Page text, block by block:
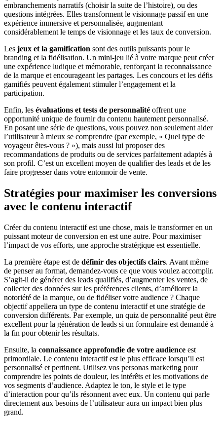
embranchements narratifs (choisir la suite de l’histoire), ou des
questions intégrées. Elles transforment le visionnage passif en une
expérience immersive et personnalisée, augmentant
considérablement le temps de visionnage et les taux de conversion.
Les jeux et la gamification sont des outils puissants pour le
branding et la fidélisation. Un mini-jeu lié à votre marque peut créer
une expérience ludique et mémorable, renforçant la reconnaissance
de la marque et encourageant les partages. Les concours et les défis
gamifiés peuvent également stimuler l’engagement et la
participation.
Enfin, les évaluations et tests de personnalité offrent une
opportunité unique de fournir du contenu hautement personnalisé.
En posant une série de questions, vous pouvez non seulement aider
l’utilisateur à mieux se comprendre (par exemple, « Quel type de
voyageur êtes-vous ? »), mais aussi lui proposer des
recommandations de produits ou de services parfaitement adaptés à
son profil. C’est un excellent moyen de qualifier des leads et de les
faire progresser dans votre entonnoir de vente.
Stratégies pour maximiser les conversions
avec le contenu interactif
Créer du contenu interactif est une chose, mais le transformer en un
puissant moteur de conversion en est une autre. Pour maximiser
l’impact de vos efforts, une approche stratégique est essentielle.
La première étape est de définir des objectifs clairs. Avant même
de penser au format, demandez-vous ce que vous voulez accomplir.
S’agit-il de générer des leads qualifiés, d’augmenter les ventes, de
collecter des données sur les préférences clients, d’améliorer la
notoriété de la marque, ou de fidéliser votre audience ? Chaque
objectif appellera un type de contenu interactif et une stratégie de
conversion différents. Par exemple, un quiz de personnalité peut être
excellent pour la génération de leads si un formulaire est demandé à
la fin pour obtenir les résultats.
Ensuite, la connaissance approfondie de votre audience est
primordiale. Le contenu interactif est le plus efficace lorsqu’il est
personnalisé et pertinent. Utilisez vos personas marketing pour
comprendre les points de douleur, les intérêts et les motivations de
vos segments d’audience. Adaptez le ton, le style et le type
d’interaction pour qu’ils résonnent avec eux. Un contenu qui parle
directement aux besoins de l’utilisateur aura un impact bien plus
grand.